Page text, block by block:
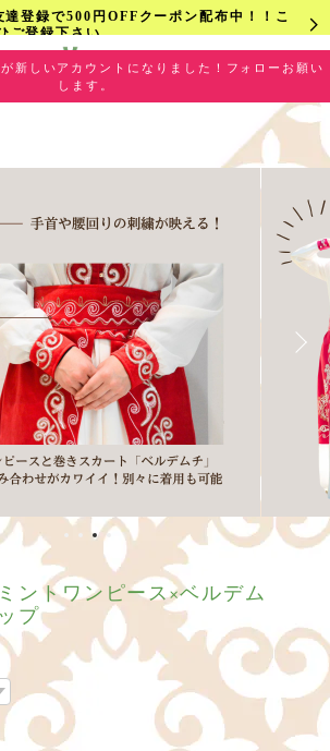
登録で500円OFFクーポン配布中！！こ
ご登録下さい
新しいアカウントになりました！フォローお願い
します。
ントワンピース×ベルデム
プ